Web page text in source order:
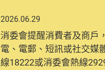
2026.06.29
消委會提醒消費者及商戶
電、電郵、短訊或社交媒
線18222或消委會熱線